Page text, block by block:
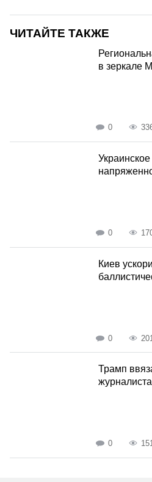
ЧИТАЙТЕ ТАКЖЕ
в зеркале
0
0
Киев
0
Трамп
0